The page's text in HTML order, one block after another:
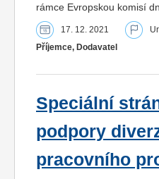
rámce Evropskou komisí
17. 12. 2021
Příjemce, Dodavatel
Speciální
podpory
pracovního